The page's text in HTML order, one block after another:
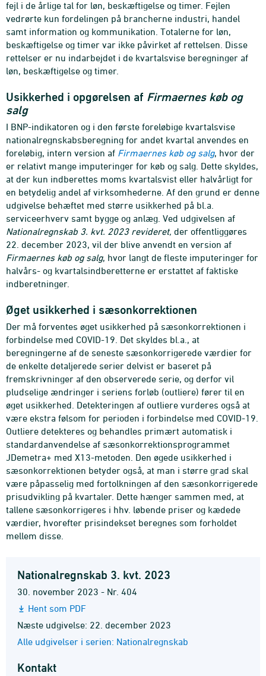
fejl i de årlige tal for løn, beskæftigelse og timer. Fejlen
vedrørte kun fordelingen på brancherne industri, handel
samt information og kommunikation. Totalerne for løn,
beskæftigelse og timer var ikke påvirket af rettelsen. Disse
rettelser er nu indarbejdet i de kvartalsvise beregninger af
løn, beskæftigelse og timer.
Usikkerhed i opgørelsen af Firmaernes køb og
salg
I BNP-indikatoren og i den første foreløbige kvartalsvise
nationalregnskabsberegning for andet kvartal anvendes en
foreløbig, intern version af Firmaernes køb og salg, hvor der
er relativt mange imputeringer for køb og salg. Dette skyldes,
at der kun indberettes moms kvartalsvist eller halvårligt for
en betydelig andel af virksomhederne. Af den grund er denne
udgivelse behæftet med større usikkerhed på bl.a.
serviceerhverv samt bygge og anlæg. Ved udgivelsen af
Nationalregnskab 3. kvt. 2023 revideret, der offentliggøres
22. december 2023, vil der blive anvendt en version af
Firmaernes køb og salg, hvor langt de fleste imputeringer for
halvårs- og kvartalsindberetterne er erstattet af faktiske
indberetninger.
Øget usikkerhed i sæsonkorrektionen
Der må forventes øget usikkerhed på sæsonkorrektionen i
forbindelse med COVID-19. Det skyldes bl.a., at
beregningerne af de seneste sæsonkorrigerede værdier for
de enkelte detaljerede serier delvist er baseret på
fremskrivninger af den observerede serie, og derfor vil
pludselige ændringer i seriens forløb (outliere) fører til en
øget usikkerhed. Detekteringen af outliere vurderes også at
være ekstra følsom for perioden i forbindelse med COVID-19.
Outliere detekteres og behandles primært automatisk i
standardanvendelse af sæsonkorrektionsprogrammet
JDemetra+ med X13-metoden. Den øgede usikkerhed i
sæsonkorrektionen betyder også, at man i større grad skal
være påpasselig med fortolkningen af den sæsonkorrigerede
prisudvikling på kvartaler. Dette hænger sammen med, at
tallene sæsonkorrigeres i hhv. løbende priser og kædede
værdier, hvorefter prisindekset beregnes som forholdet
mellem disse.
Nationalregnskab 3. kvt. 2023
30. november 2023 - Nr. 404
Hent som PDF
Næste udgivelse: 22. december 2023
Alle udgivelser i serien: Nationalregnskab
Kontakt